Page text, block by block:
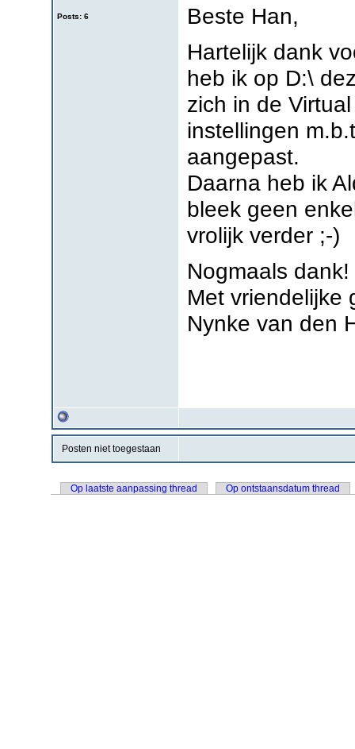
Posts: 6
Beste Han,
Hartelijk dank
heb ik op D:\
zich in de
instellingen
aangepast.
Daarna heb ik
bleek geen
vrolijk verder ;-)
Nogmaals dank!
Met vriendelijke
Nynke van den
Posten niet toegestaan
Op laatste aanpassing thread Op ontstaansdatum thread